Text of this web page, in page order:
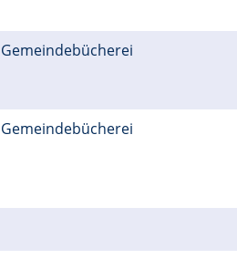
Gemeindebücherei
Gemeindebücherei